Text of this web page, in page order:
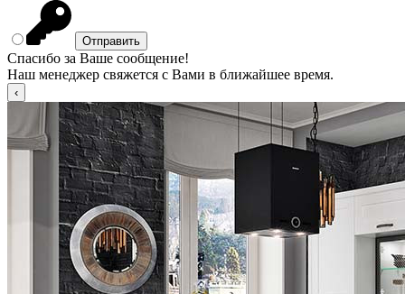
Спасибо за Ваше сообщение!
Наш менеджер свяжется с Вами в ближайшее время.